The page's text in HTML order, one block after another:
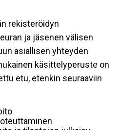
rekisteröidyn
ja jäsenen välisen
asiallisen yhteyden
käsittelyperuste on
etu, etenkin seuraaviin